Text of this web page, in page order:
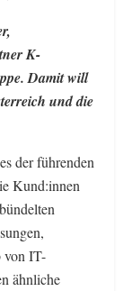
K-
Damit will
und die
der führenden
Kund:innen
von IT-
ähnliche